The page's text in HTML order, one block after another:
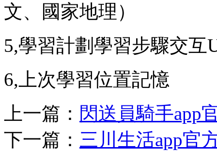
文、國家地理）
5,學習計劃學習步驟交互
6,上次學習位置記憶
上一篇： 閃送員騎手app
下一篇： 三川生活app官